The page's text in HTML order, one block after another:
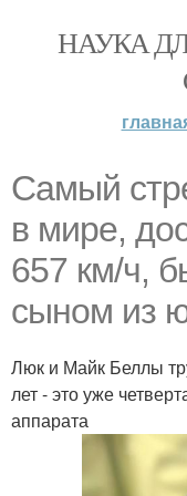
НАУКА
Самый
в мире,
657 км/ч,
сыном из
Люк и Майк Беллы
лет - это уже
аппарата